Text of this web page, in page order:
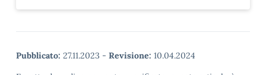
Pubblicato: 27.11.2023 - Revisione: 10.04.2024